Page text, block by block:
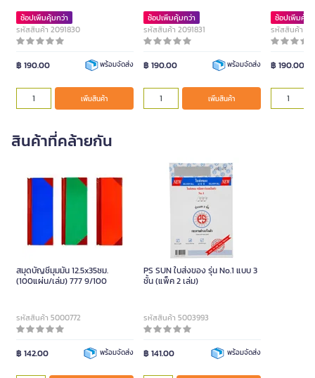
ช้อปเพิ่มคุ้มกว่า
รหัสสินค้า 2091830
฿ 190.00 พร้อมจัดส่ง
เพิ่มสินค้า
ช้อปเพิ่มคุ้มกว่า
รหัสสินค้า 2091831
฿ 190.00 พร้อมจัดส่ง
เพิ่มสินค้า
ช้อปเพิ่มคุ้ม
รหัสสินค้า
฿ 190.00
สินค้าที่คล้ายกัน
สมุดบัญชีมุมมัน 12.5x35ซม.
(100แผ่น/เล่ม) 777 9/100
รหัสสินค้า 5000772
฿ 142.00 พร้อมจัดส่ง
PS SUN ใบส่งของ รุ่น No.1 แบบ 3
ชั้น (แพ็ค 2 เล่ม)
รหัสสินค้า 5003993
฿ 141.00 พร้อมจัดส่ง